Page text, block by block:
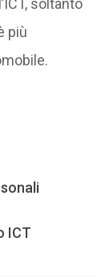
soltanto
più
ICT